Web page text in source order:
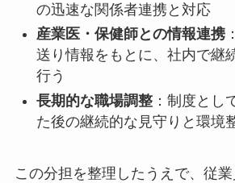
の迅速な関係者連携と対応
産業医・保健師との情報連携
送り情報をもとに、社内で継
行う
長期的な職場調整：制度とし
た後の継続的な見守りと環境
この分担を整理したうえで、従